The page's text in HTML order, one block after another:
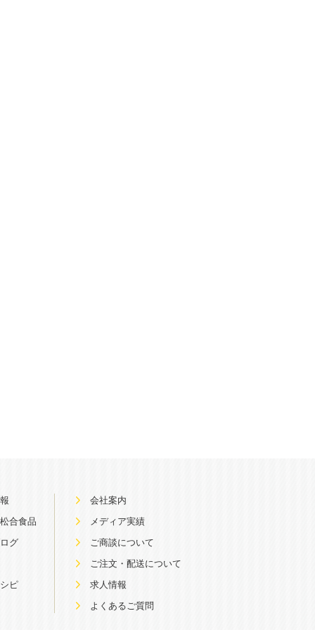
合食品
グ
ピ
会社案内
メディア実績
ご商談について
ご注文・配送について
求人情報
よくあるご質問